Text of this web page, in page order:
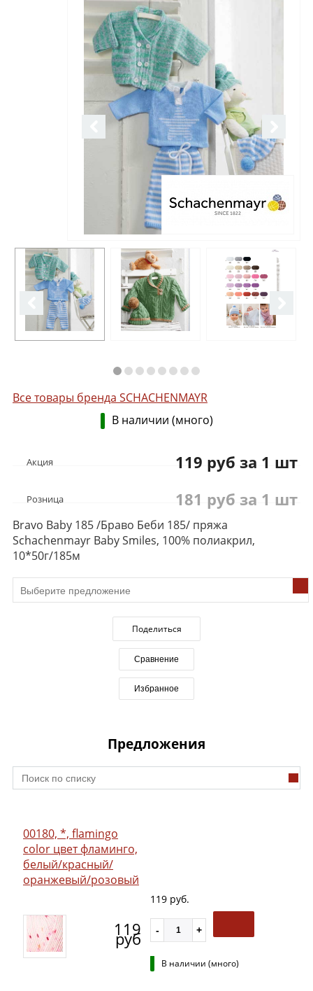
Все товары бренда SCHACHENMAYR
В наличии (много)
Акция 119 руб за 1 шт
Розница 181 руб за 1 шт
Bravo Baby 185 /Браво Беби 185/ пряжа
Schachenmayr Baby Smiles, 100% полиакрил,
10*50г/185м
Поделиться
Сравнение
Избранное
Предложения
00180, *, flamingo
color цвет фламинго,
белый/красный/
оранжевый/розовый
119
руб
119 руб.
В наличии (много)